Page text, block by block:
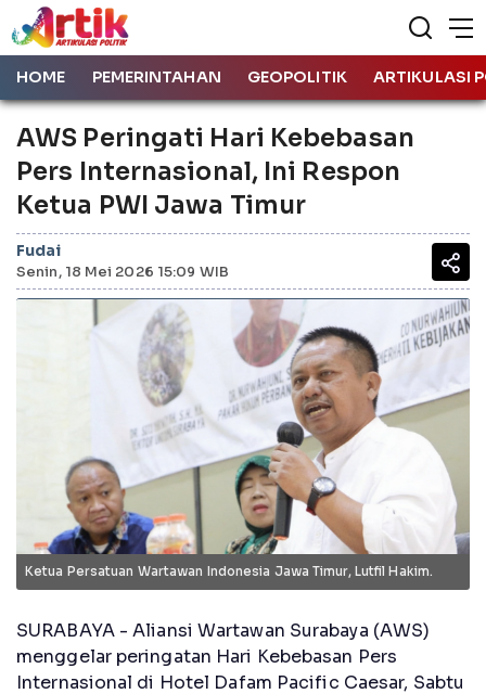
HOME PEMERINTAHAN GEOPOLITIK ARTIKULASI
AWS Peringati Hari Kebebasan
Pers Internasional, Ini Respon
Ketua PWI Jawa Timur
Fudai
Senin, 18 Mei 2026 15:09 WIB
Ketua Persatuan Wartawan Indonesia Jawa Timur, Lutfil Hakim.
SURABAYA - Aliansi Wartawan Surabaya (AWS)
menggelar peringatan Hari Kebebasan Pers
Internasional di Hotel Dafam Pacific Caesar, Sabtu